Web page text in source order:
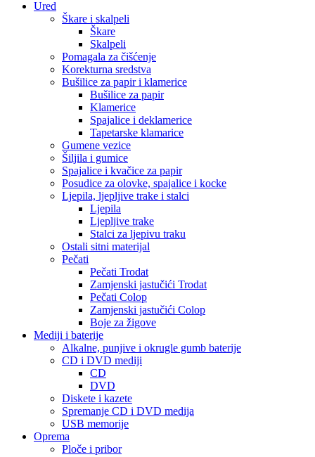
Ured
Škare i skalpeli
Škare
Skalpeli
Pomagala za čišćenje
Korekturna sredstva
Bušilice za papir i klamerice
Bušilice za papir
Klamerice
Spajalice i deklamerice
Tapetarske klamarice
Gumene vezice
Šiljila i gumice
Spajalice i kvačice za papir
Posudice za olovke, spajalice i kocke
Ljepila, ljepljive trake i stalci
Ljepila
Ljepljive trake
Stalci za ljepivu traku
Ostali sitni materijal
Pečati
Pečati Trodat
Zamjenski jastučići Trodat
Pečati Colop
Zamjenski jastučići Colop
Boje za žigove
Mediji i baterije
Alkalne, punjive i okrugle gumb baterije
CD i DVD mediji
CD
DVD
Diskete i kazete
Spremanje CD i DVD medija
USB memorije
Oprema
Ploče i pribor